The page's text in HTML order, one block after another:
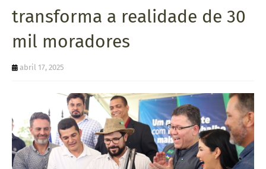
transforma a realidade de 30
mil moradores
abril 17, 2025